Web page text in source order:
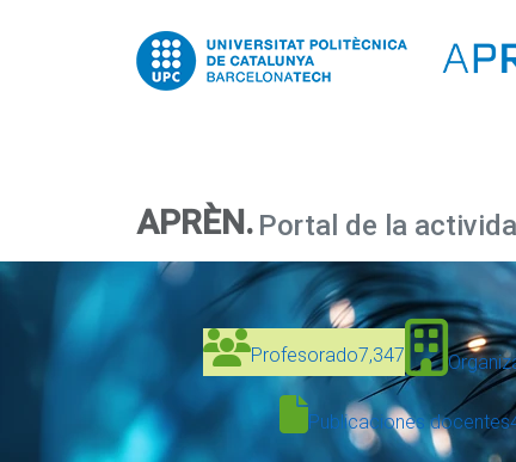
APRÈN. Portal de la
Profesorado7,347
Publicaciones docentes